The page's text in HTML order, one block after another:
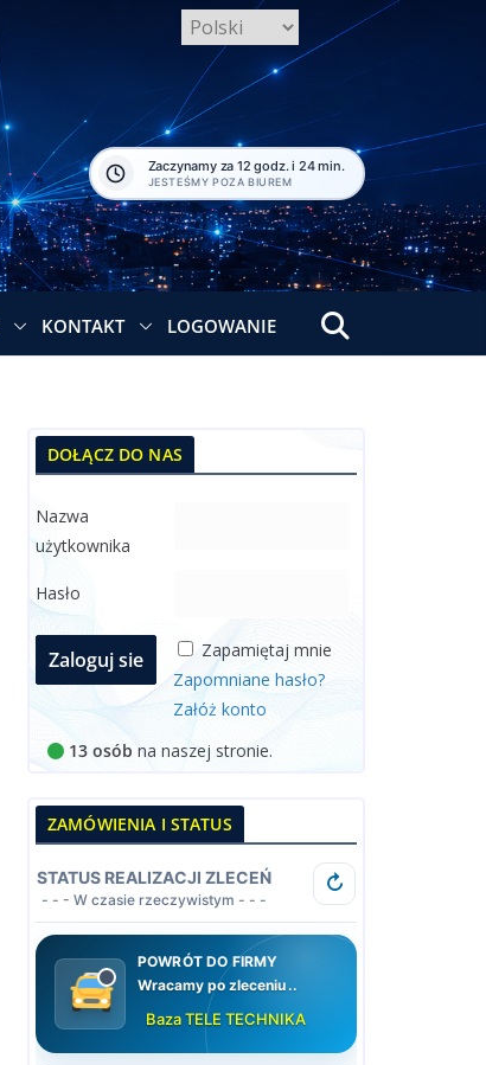
Zaczynamy za 12 godz. i 24 min.
JESTEŚMY POZA BIUREM
KONTAKT LOGOWANIE
DOŁĄCZ DO NAS
Nazwa
użytkownika
Hasło
Zapamiętaj mnie
Zapomniane hasło?
Załóż konto
13 osób na naszej stronie.
ZAMÓWIENIA I STATUS
STATUS REALIZACJI ZLECEŃ
- - - W czasie rzeczywistym - - -
↻
POWRÓT DO FIRMY
Wracamy po zleceniu
Baza TELE TECHNIKA